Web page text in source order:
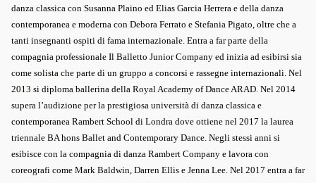
danza classica con Susanna Plaino ed Elias Garcia Herrera e della danza
contemporanea e moderna con Debora Ferrato e Stefania Pigato, oltre che a
tanti insegnanti ospiti di fama internazionale. Entra a far parte della
compagnia professionale Il Balletto Junior Company ed inizia ad esibirsi sia
come solista che parte di un gruppo a concorsi e rassegne internazionali. Nel
2013 si diploma ballerina della Royal Academy of Dance ARAD. Nel 2014
supera l’audizione per la prestigiosa università di danza classica e
contemporanea Rambert School di Londra dove ottiene nel 2017 la laurea
triennale BA hons Ballet and Contemporary Dance. Negli stessi anni si
esibisce con la compagnia di danza Rambert Company e lavora con
coreografi come Mark Baldwin, Darren Ellis e Jenna Lee. Nel 2017 entra a far